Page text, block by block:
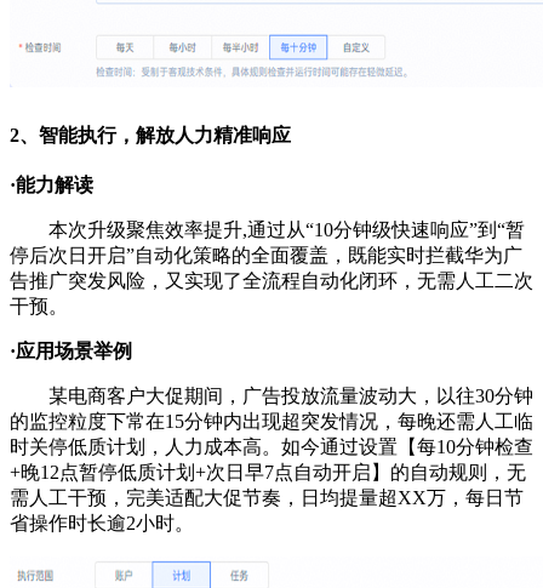
2、智能执行，解放人力精准响应
·能力解读
本次升级聚焦效率提升,通过从“10分钟级快速响应”到“暂
停后次日开启”自动化策略的全面覆盖，既能实时拦截华为广
告推广突发风险，又实现了全流程自动化闭环，无需人工二次
干预。
·应用场景举例
某电商客户大促期间，广告投放流量波动大，以往30分钟
的监控粒度下常在15分钟内出现超突发情况，每晚还需人工临
时关停低质计划，人力成本高。如今通过设置【每10分钟检查
+晚12点暂停低质计划+次日早7点自动开启】的自动规则，无
需人工干预，完美适配大促节奏，日均提量超XX万，每日节
省操作时长逾2小时。